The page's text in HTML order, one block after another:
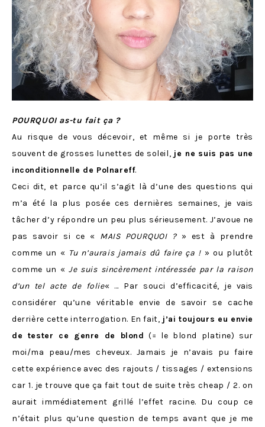
POURQUOI as-tu fait ça ?
Au risque de vous décevoir, et même si je porte très
souvent de grosses lunettes de soleil, je ne suis pas une
inconditionnelle de Polnareff.
Ceci dit, et parce qu’il s’agit là d’une des questions qui
m’a été la plus posée ces dernières semaines, je vais
tâcher d’y répondre un peu plus sérieusement. J’avoue ne
pas savoir si ce « MAIS POURQUOI ?» est à prendre
comme un « Tu n’aurais jamais dû faire ça ! » ou plutôt
comme un «Je suis sincèrement intéressée par la raison
d’un tel acte de folie« … Par souci d’efficacité, je vais
considérer qu’une véritable envie de savoir se cache
derrière cette interrogation. En fait, j’ai toujours eu envie
de tester ce genre de blond (= le blond platine) sur
moi/ma peau/mes cheveux. Jamais je n’avais pu faire
cette expérience avec des rajouts / tissages / extensions
car 1. je trouve que ça fait tout de suite très cheap / 2. on
aurait immédiatement grillé l’effet racine. Du coup ce
n’était plus qu’une question de temps avant que je me